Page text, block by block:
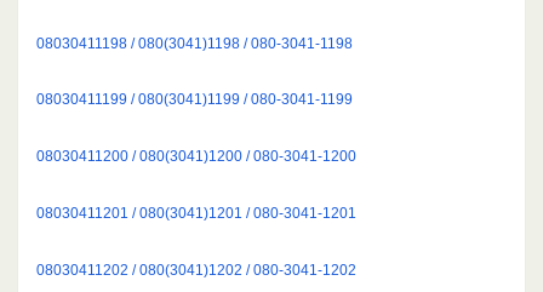
08030411198 / 080(3041)1198 / 080-3041-1198
08030411199 / 080(3041)1199 / 080-3041-1199
08030411200 / 080(3041)1200 / 080-3041-1200
08030411201 / 080(3041)1201 / 080-3041-1201
08030411202 / 080(3041)1202 / 080-3041-1202